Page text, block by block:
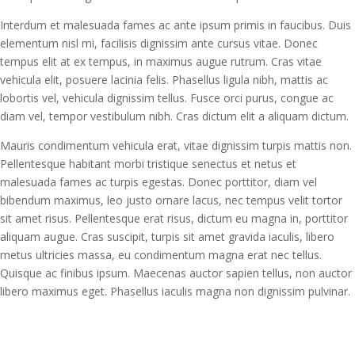
Interdum et malesuada fames ac ante ipsum primis in faucibus. Duis
elementum nisl mi, facilisis dignissim ante cursus vitae. Donec
tempus elit at ex tempus, in maximus augue rutrum. Cras vitae
vehicula elit, posuere lacinia felis. Phasellus ligula nibh, mattis ac
lobortis vel, vehicula dignissim tellus. Fusce orci purus, congue ac
diam vel, tempor vestibulum nibh. Cras dictum elit a aliquam dictum.
Mauris condimentum vehicula erat, vitae dignissim turpis mattis non.
Pellentesque habitant morbi tristique senectus et netus et
malesuada fames ac turpis egestas. Donec porttitor, diam vel
bibendum maximus, leo justo ornare lacus, nec tempus velit tortor
sit amet risus. Pellentesque erat risus, dictum eu magna in, porttitor
aliquam augue. Cras suscipit, turpis sit amet gravida iaculis, libero
metus ultricies massa, eu condimentum magna erat nec tellus.
Quisque ac finibus ipsum. Maecenas auctor sapien tellus, non auctor
libero maximus eget. Phasellus iaculis magna non dignissim pulvinar.